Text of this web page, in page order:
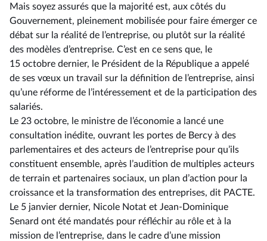
Mais soyez assurés que la majorité est, aux côtés du
Gouvernement, pleinement mobilisée pour faire émerger ce
débat sur la réalité de l’entreprise, ou plutôt sur la réalité
des modèles d’entreprise. C’est en ce sens que, le
15 octobre dernier, le Président de la République a appelé
de ses vœux un travail sur la définition de l’entreprise, ainsi
qu’une réforme de l’intéressement et de la participation des
salariés.
Le 23 octobre, le ministre de l’économie a lancé une
consultation inédite, ouvrant les portes de Bercy à des
parlementaires et des acteurs de l’entreprise pour qu’ils
constituent ensemble, après l’audition de multiples acteurs
de terrain et partenaires sociaux, un plan d’action pour la
croissance et la transformation des entreprises, dit PACTE.
Le 5 janvier dernier, Nicole Notat et Jean-Dominique
Senard ont été mandatés pour réfléchir au rôle et à la
mission de l’entreprise, dans le cadre d’une mission